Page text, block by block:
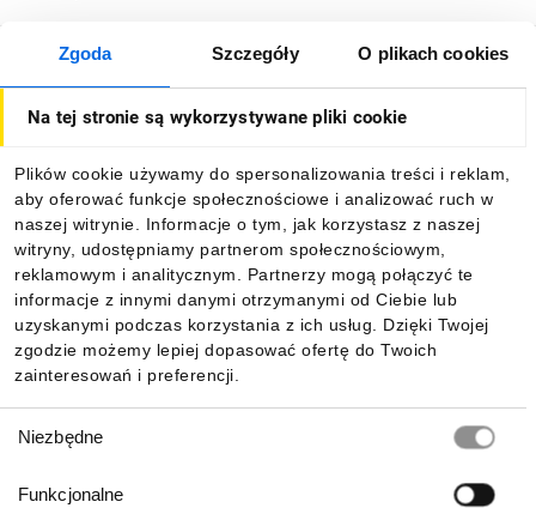
Zgoda Szczegóły O plikach cookies
Na tej stronie są wykorzystywane pliki cookie
Plików cookie używamy do spersonalizowania treści i reklam,
aby oferować funkcje społecznościowe i analizować ruch w
naszej witrynie. Informacje o tym, jak korzystasz z naszej
witryny, udostępniamy partnerom społecznościowym,
reklamowym i analitycznym. Partnerzy mogą połączyć te
informacje z innymi danymi otrzymanymi od Ciebie lub
uzyskanymi podczas korzystania z ich usług. Dzięki Twojej
zgodzie możemy lepiej dopasować ofertę do Twoich
zainteresowań i preferencji.
zgody
Niezbędne
Funkcjonalne
O firmie
Informacje
Pobierz naszą aplikację mobilną: